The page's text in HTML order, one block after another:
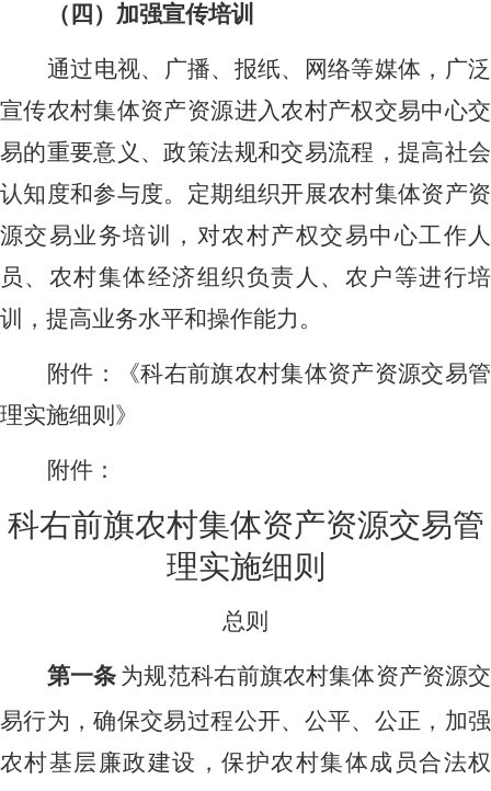
（四）加强宣传培训
通过电视、广播、报纸、网络等媒体，广泛
宣传农村集体资产资源进入农村产权交易中心交
易的重要意义、政策法规和交易流程，提高社会
认知度和参与度。定期组织开展农村集体资产资
源交易业务培训，对农村产权交易中心工作人
员、农村集体经济组织负责人、农户等进行培
训，提高业务水平和操作能力。
附件：《科右前旗农村集体资产资源交易管
理实施细则》
附件：
科右前旗农村集体资产资源交易管
理实施细则
总则
第一条 为规范科右前旗农村集体资产资源交
易行为，确保交易过程公开、公平、公正，加强
农村基层廉政建设，保护农村集体成员合法权